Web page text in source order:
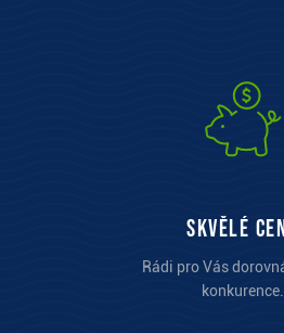
Skvělé
Rádi pro Vás
konkurence.